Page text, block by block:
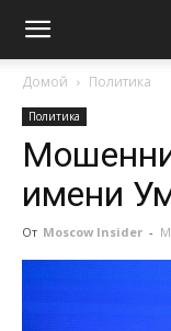
Домой Политика
Политика
имени
От Moscow Insider -